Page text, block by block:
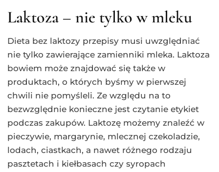
Laktoza – nie tylko w mleku
Dieta bez laktozy przepisy musi uwzględniać
nie tylko zawierające zamienniki mleka. Laktoza
bowiem może znajdować się także w
produktach, o których byśmy w pierwszej
chwili nie pomyśleli. Ze względu na to
bezwzględnie konieczne jest czytanie etykiet
podczas zakupów. Laktozę możemy znaleźć w
pieczywie, margarynie, mlecznej czekoladzie,
lodach, ciastkach, a nawet różnego rodzaju
pasztetach i kiełbasach czy syropach